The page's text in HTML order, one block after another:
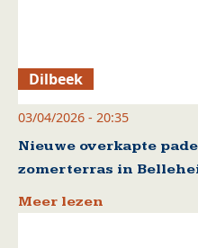
Dilbeek
03/04/2026 - 20:35
Nieuwe overkapte
zomerterras in
Meer lezen